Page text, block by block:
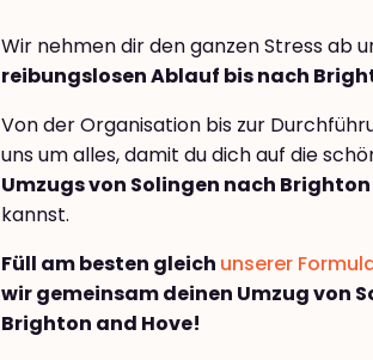
Wir nehmen dir den ganzen Stress ab
reibungslosen Ablauf bis nach
Von der Organisation bis zur
uns um alles, damit du dich auf die
Umzugs von Solingen nach
kannst.
Füll am besten gleich unserer
wir gemeinsam deinen Umzug von
Brighton and Hove!